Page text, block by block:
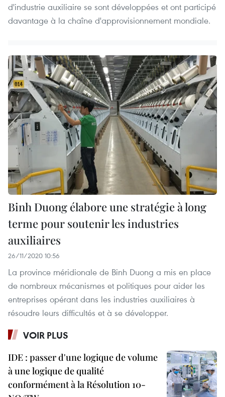
d'industrie auxiliaire se sont développées et ont participé
davantage à la chaîne d'approvisionnement mondiale.
Binh Duong élabore une stratégie à long
terme pour soutenir les industries
auxiliaires
26/11/2020 10:56
La province méridionale de Binh Duong a mis en place
de nombreux mécanismes et politiques pour aider les
entreprises opérant dans les industries auxiliaires à
résoudre leurs difficultés et à se développer.
VOIR PLUS
IDE : passer d'une logique de volume
à une logique de qualité
conformément à la Résolution 10-